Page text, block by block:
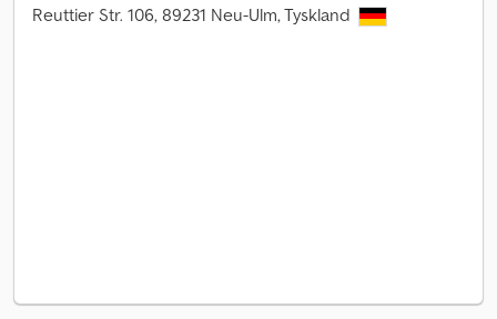
Reuttier Str. 106, 89231 Neu-Ulm, Tyskland